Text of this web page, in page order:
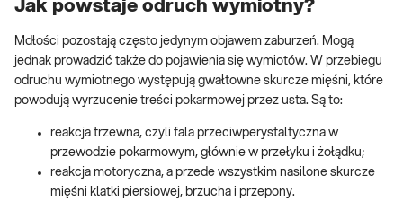
Jak powstaje odruch wymiotny?
Mdłości pozostają często jedynym objawem zaburzeń. Mogą
jednak prowadzić także do pojawienia się wymiotów. W przebiegu
odruchu wymiotnego występują gwałtowne skurcze mięśni, które
powodują wyrzucenie treści pokarmowej przez usta. Są to:
reakcja trzewna, czyli fala przeciwperystaltyczna w
przewodzie pokarmowym, głównie w przełyku i żołądku;
reakcja motoryczna, a przede wszystkim nasilone skurcze
mięśni klatki piersiowej, brzucha i przepony.